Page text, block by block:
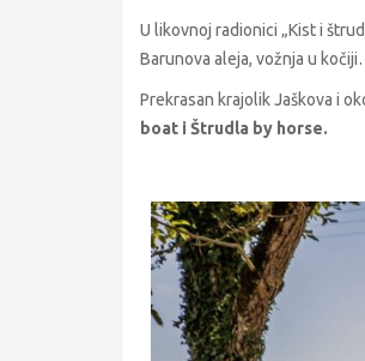
U likovnoj radionici „Kist i
Barunova aleja, vožnja u
Prekrasan krajolik Jaškova i
boat i Štrudla by horse.